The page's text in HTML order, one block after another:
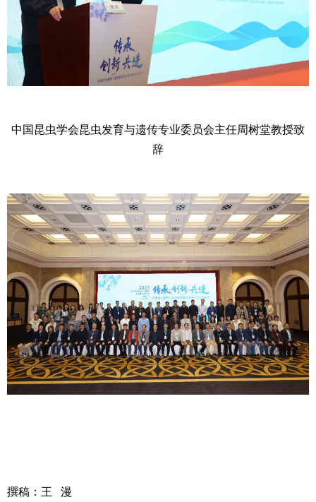
中国昆虫学会昆虫发育与遗传专业委员会主任周树堂教授致
辞
撰稿：王 漫